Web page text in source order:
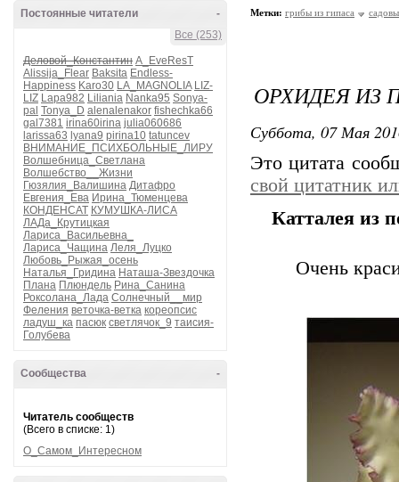
-
Постоянные читатели
Все (253)
Деловой_Константин A_EveResT
Alissija_Flear Baksita Endless-
Happiness Karo30 LA_MAGNOLIA LIZ-
LIZ Lapa982 Liliania Nanka95 Sonya-
pal Tonya_D alenalenakor fishechka66
gal7381 irina60irina julia060686
larissa63 lyana9 pirina10 tatuncev
ВНИМАНИЕ_ПСИХБОЛЬНЫЕ_ЛИРУ
Волшебница_Светлана
Волшебство__Жизни
Гюзялия_Валишина Дитафро
Евгения_Ева Ирина_Тюменцева
КОНДЕНСАТ КУМУШКА-ЛИСА
ЛАДа_Крутицкая
Лариса_Васильевна_
Лариса_Чащина Леля_Луцко
Любовь_Рыжая_осень
Наталья_Гридина Наташа-Звездочка
Плана Плюндель Рина_Санина
Роксолана_Лада Солнечный__мир
Феления веточка-ветка кореопсис
ладуш_ка пасюк светлячок_9 таисия-
Голубева
-
Сообщества
Читатель сообществ
(Всего в списке: 1)
О_Самом_Интересном
Метки: грибы из гипаса
ОРХИДЕЯ ИЗ
Суббота, 07 Мая
Это цитата
свой цитатник
Катталея из
Очень